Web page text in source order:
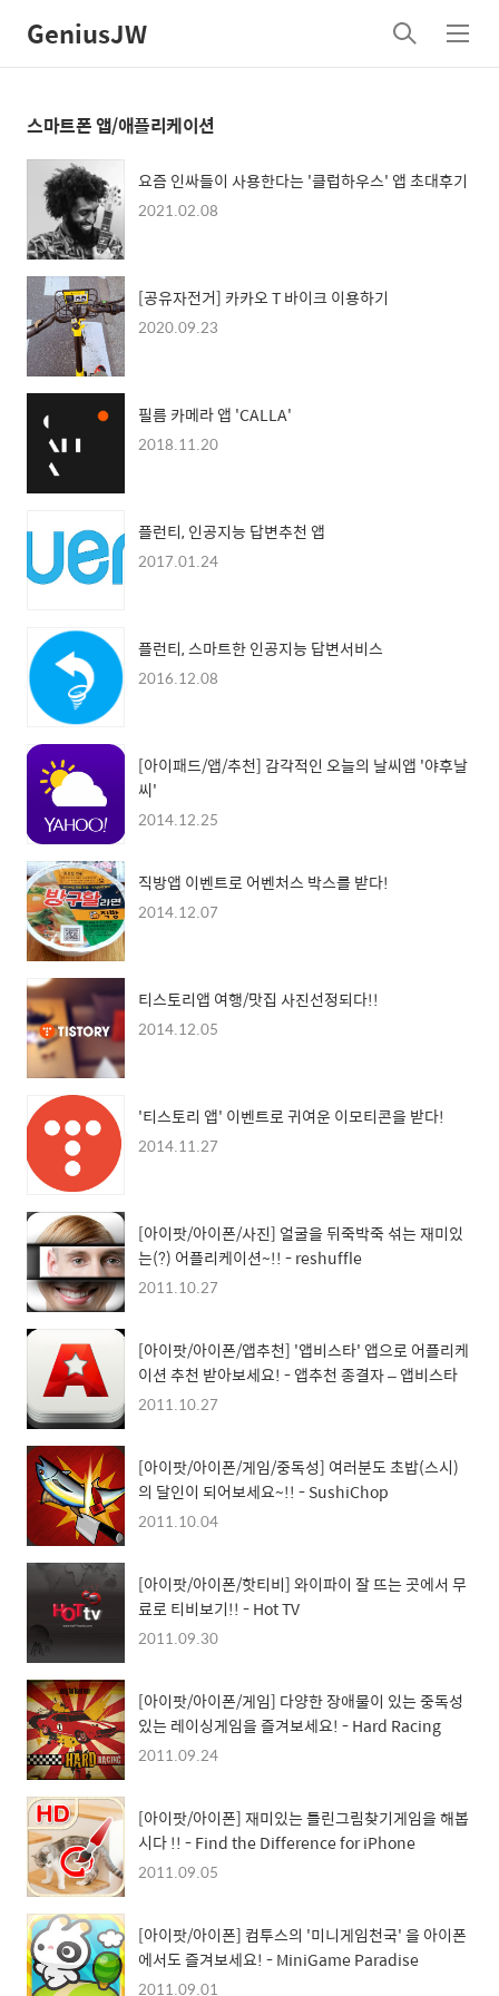
GeniusJW
검
색
메
뉴
스마트폰 앱/애플리케이션
요즘 인싸들이 사용한다는 '클럽하우스' 앱 초대후기
2021.02.08
[공유자전거] 카카오 T 바이크 이용하기
2020.09.23
필름 카메라 앱 'CALLA'
2018.11.20
플런티, 인공지능 답변추천 앱
2017.01.24
플런티, 스마트한 인공지능 답변서비스
2016.12.08
[아이패드/앱/추천] 감각적인 오늘의 날씨앱 '야후날
씨'
2014.12.25
직방앱 이벤트로 어벤처스 박스를 받다!
2014.12.07
티스토리앱 여행/맛집 사진선정되다!!
2014.12.05
'티스토리 앱' 이벤트로 귀여운 이모티콘을 받다!
2014.11.27
[아이팟/아이폰/사진] 얼굴을 뒤죽박죽 섞는 재미있
는(?) 어플리케이션~!! - reshuffle
2011.10.27
[아이팟/아이폰/앱추천] '앱비스타' 앱으로 어플리케
이션 추천 받아보세요! - 앱추천 종결자 – 앱비스타
2011.10.27
[아이팟/아이폰/게임/중독성] 여러분도 초밥(스시)
의 달인이 되어보세요~!! - SushiChop
2011.10.04
[아이팟/아이폰/핫티비] 와이파이 잘 뜨는 곳에서 무
료로 티비보기!! - Hot TV
2011.09.30
[아이팟/아이폰/게임] 다양한 장애물이 있는 중독성
있는 레이싱게임을 즐겨보세요! - Hard Racing
2011.09.24
[아이팟/아이폰] 재미있는 틀린그림찾기게임을 해봅
시다 !! - Find the Difference for iPhone
2011.09.05
[아이팟/아이폰] 컴투스의 '미니게임천국' 을 아이폰
에서도 즐겨보세요! - MiniGame Paradise
2011.09.01